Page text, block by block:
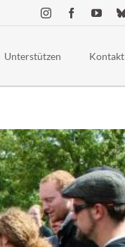
Unterstützen
Sponsoring & Partner:innen
Kontakt